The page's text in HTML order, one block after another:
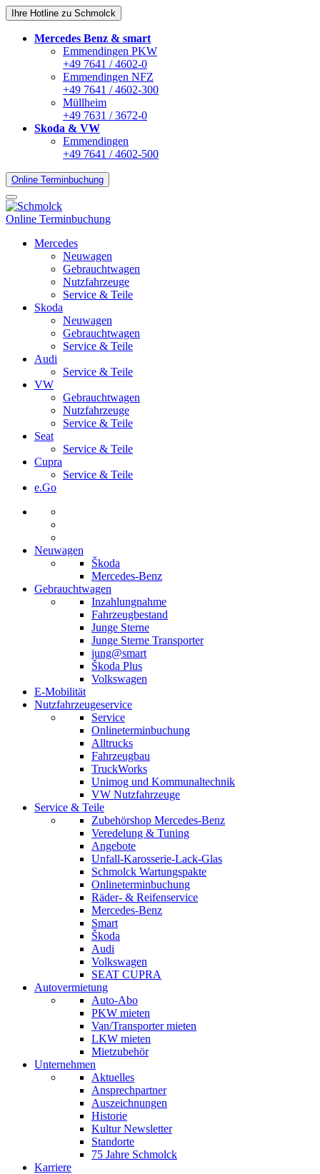
Ihre Hotline zu Schmolck
Mercedes Benz & smart
Emmendingen PKW
+49 7641 / 4602-0
Emmendingen NFZ
+49 7641 / 4602-300
Müllheim
+49 7631 / 3672-0
Skoda & VW
Emmendingen
+49 7641 / 4602-500
Online Terminbuchung
Online Terminbuchung
Mercedes
Neuwagen
Gebrauchtwagen
Nutzfahrzeuge
Service & Teile
Skoda
Neuwagen
Gebrauchtwagen
Service & Teile
Audi
Service & Teile
VW
Gebrauchtwagen
Nutzfahrzeuge
Service & Teile
Seat
Service & Teile
Cupra
Service & Teile
e.Go
Neuwagen
Škoda
Mercedes-Benz
Gebrauchtwagen
Inzahlungnahme
Fahrzeugbestand
Junge Sterne
Junge Sterne Transporter
jung@smart
Škoda Plus
Volkswagen
E-Mobilität
Nutzfahrzeugeservice
Service
Onlineterminbuchung
Alltrucks
Fahrzeugbau
TruckWorks
Unimog und Kommunaltechnik
VW Nutzfahrzeuge
Service & Teile
Zubehörshop Mercedes-Benz
Veredelung & Tuning
Angebote
Unfall-Karosserie-Lack-Glas
Schmolck Wartungspakte
Onlineterminbuchung
Räder- & Reifenservice
Mercedes-Benz
Smart
Škoda
Audi
Volkswagen
SEAT CUPRA
Autovermietung
Auto-Abo
PKW mieten
Van/Transporter mieten
LKW mieten
Mietzubehör
Unternehmen
Aktuelles
Ansprechpartner
Auszeichnungen
Historie
Kultur Newsletter
Standorte
75 Jahre Schmolck
Karriere